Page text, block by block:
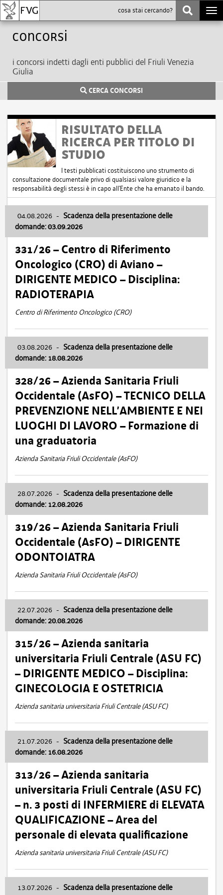
Concorsi
i concorsi indetti dagli enti pubblici del Friuli Venezia
Giulia
CERCA CONCORSI
RISULTATO DELLA
RICERCA PER TITOLO DI
STUDIO
I testi pubblicati costituiscono uno strumento di
consultazione documentale privo di qualsiasi valore giuridico e la
responsabilità degli stessi è in capo all'Ente che ha emanato il bando.
04.08.2026 - Scadenza della presentazione delle
domande: 03.09.2026
331/26 – Centro di Riferimento
Oncologico (CRO) di Aviano –
DIRIGENTE MEDICO – Disciplina:
RADIOTERAPIA
Centro di Riferimento Oncologico (CRO)
03.08.2026 - Scadenza della presentazione delle
domande: 18.08.2026
328/26 – Azienda Sanitaria Friuli
Occidentale (AsFO) – TECNICO DELLA
PREVENZIONE NELL’AMBIENTE E NEI
LUOGHI DI LAVORO – Formazione di
una graduatoria
Azienda Sanitaria Friuli Occidentale (AsFO)
28.07.2026 - Scadenza della presentazione delle
domande: 12.08.2026
319/26 – Azienda Sanitaria Friuli
Occidentale (AsFO) – DIRIGENTE
ODONTOIATRA
Azienda Sanitaria Friuli Occidentale (AsFO)
22.07.2026 - Scadenza della presentazione delle
domande: 20.08.2026
315/26 – Azienda sanitaria
universitaria Friuli Centrale (ASU FC)
– DIRIGENTE MEDICO – Disciplina:
GINECOLOGIA E OSTETRICIA
Azienda sanitaria universitaria Friuli Centrale (ASU FC)
21.07.2026 - Scadenza della presentazione delle
domande: 16.08.2026
313/26 – Azienda sanitaria
universitaria Friuli Centrale (ASU FC)
– n. 3 posti di INFERMIERE di ELEVATA
QUALIFICAZIONE – Area del
personale di elevata qualificazione
Azienda sanitaria universitaria Friuli Centrale (ASU FC)
13.07.2026 - Scadenza della presentazione delle